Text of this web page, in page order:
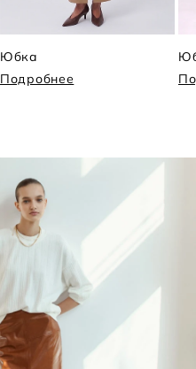
Юбка
Подробнее